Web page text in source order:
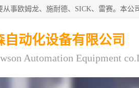
事欧姆龙、施耐德、SICK、雷赛。本公
自动化设备有限公司
Automation Equipment